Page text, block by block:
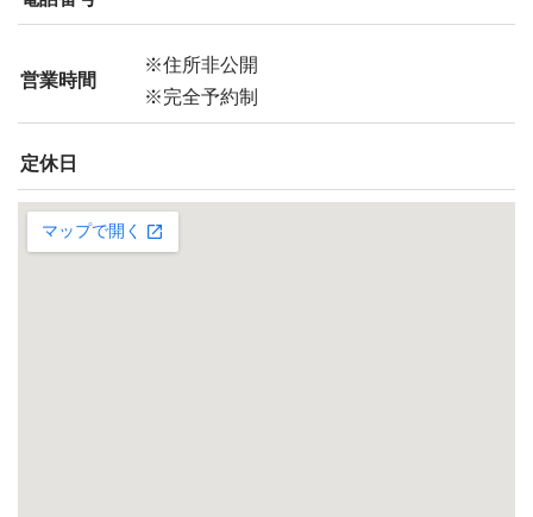
営業時間
※住所非公開
※完全予約制
定休日